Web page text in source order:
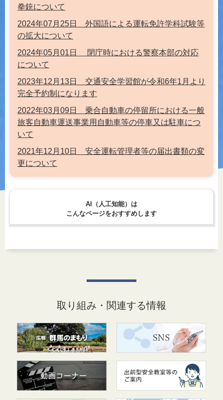
拳銃について
2024年07月25日 外国語による運転免許学科試験等
の拡大について
2024年05月01日 閉庁時における警察本部の対応
について
2023年12月13日 交通安全学習館が令和6年1月より
完全予約制になります
2022年03月09日 乗合自動車の停留所における一般
旅客自動車運送事業用自動車等の停車又は駐車につ
いて
2021年12月10日 安全運転管理者等の届出書類の変
更について
AI（人工知能）は
こんなページをおすすめします
取り組み・関連する情報